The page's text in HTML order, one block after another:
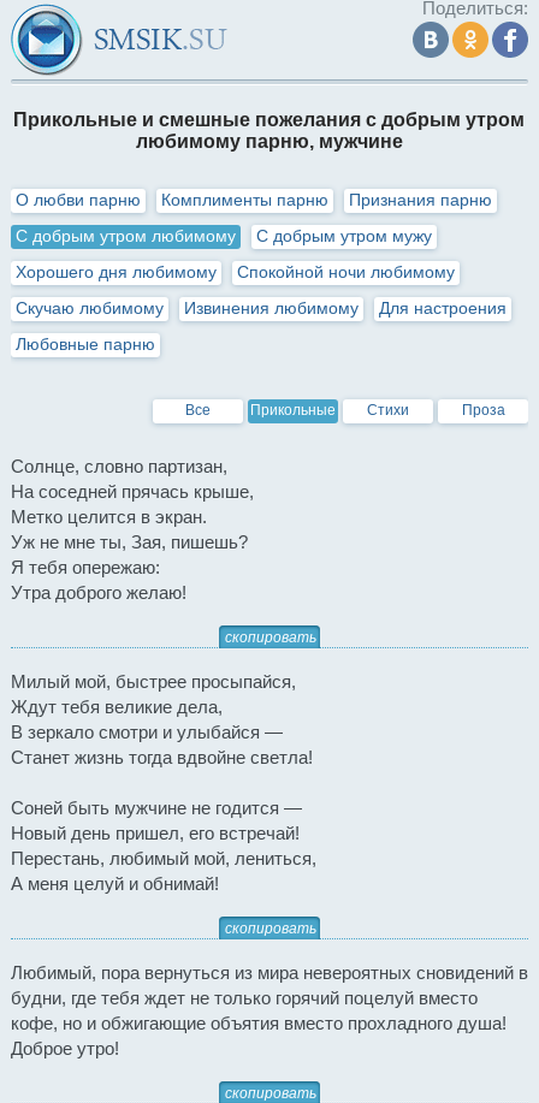
Поделиться:
Прикольные и смешные пожелания с добрым утром
любимому парню, мужчине
О любви парню Комплименты парню
Признания парню
С добрым утром любимому
С добрым утром мужу
Хорошего дня любимому
Спокойной ночи любимому
Скучаю любимому
Извинения любимому
Для настроения
Любовные парню
Все Прикольные Стихи Проза
Солнце, словно партизан,
На соседней прячась крыше,
Метко целится в экран.
Уж не мне ты, Зая, пишешь?
Я тебя опережаю:
Утра доброго желаю!
скопировать
Милый мой, быстрее просыпайся,
Ждут тебя великие дела,
В зеркало смотри и улыбайся —
Станет жизнь тогда вдвойне светла!
Соней быть мужчине не годится —
Новый день пришел, его встречай!
Перестань, любимый мой, лениться,
А меня целуй и обнимай!
скопировать
Любимый, пора вернуться из мира невероятных сновидений в
будни, где тебя ждет не только горячий поцелуй вместо
кофе, но и обжигающие объятия вместо прохладного душа!
Доброе утро!
скопировать